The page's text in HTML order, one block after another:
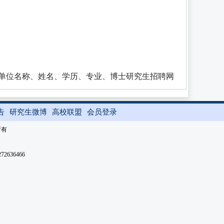
位名称、姓名、学历、专业、博士研究生招聘网
研究生微博 高校联盟 会员登录